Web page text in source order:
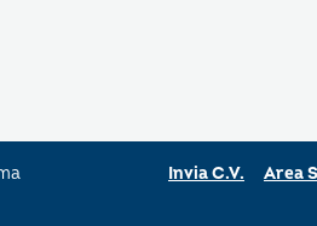
Invia C.V. Area